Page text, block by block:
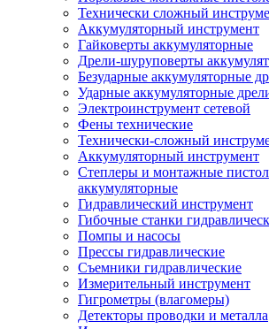
Технически сложный
Аккумуляторный инструмент
Гайковерты аккумуляторные
Дрели-шуруповерты
Безударные аккумуляторные
Ударные аккумуляторные
Электроинструмент сетевой
Фены технические
Технически-сложный
Аккумуляторный инструмент
Степлеры и монтажные
аккумуляторные
Гидравлический инструмент
Гибочные станки
Помпы и насосы
Прессы гидравлические
Съемники гидравлические
Измерительный инструмент
Гигрометры (влагомеры)
Детекторы проводки и металла